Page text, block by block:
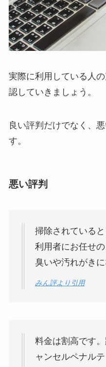
実際に利用している人
認していきましょう。
良い評判だけでなく、
す。
悪い評判
掃除されている
利用者にお任せの
臭いや汚れがきに
みん評より引用
料金は割高です
ャンセルペナル